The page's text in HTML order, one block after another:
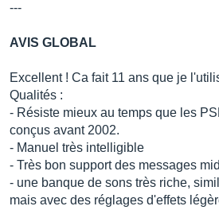
---
AVIS GLOBAL
Excellent ! Ca fait 11 ans que je
Qualités :
- Résiste mieux au temps que les
conçus avant 2002.
- Manuel très intelligible
- Très bon support des messages
- une banque de sons très riche,
mais avec des réglages d'effets